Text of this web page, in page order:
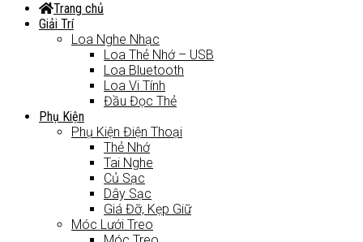
Trang chủ
Giải Trí
Loa Nghe Nhạc
Loa Thẻ Nhớ – USB
Loa Bluetooth
Loa Vi Tính
Đầu Đọc Thẻ
Phụ Kiện
Phụ Kiện Điện Thoại
Thẻ Nhớ
Tai Nghe
Củ Sạc
Dây Sạc
Giá Đỡ, Kẹp Giữ
Móc Lưới Treo